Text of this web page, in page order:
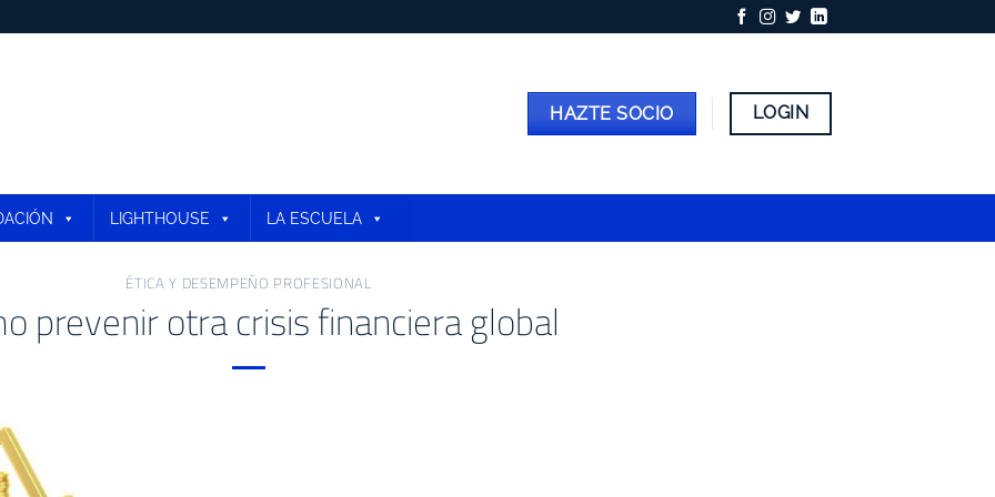
HAZTE SOCIO LOGIN
LIGHTHOUSE LA ESCUELA
ÉTICA Y DESEMPEÑO PROFESIONAL
prevenir otra crisis financiera global